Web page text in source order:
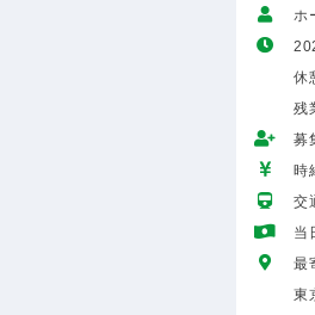
ホ
休
残
募
時
交
当
最
東